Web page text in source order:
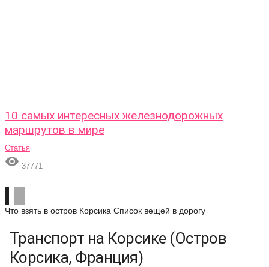
10 самых интересных железнодорожных
маршрутов в мире
Статья
 37771
Что взять в остров Корсика Список вещей в дорогу
Транспорт на Корсике (Остров
Корсика, Франция)